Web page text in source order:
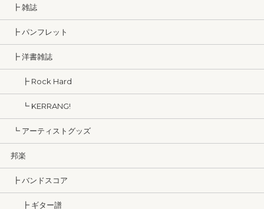
┣ 雑誌
┣ パンフレット
┣ 洋書雑誌
┣ Rock Hard
┗ KERRANG!
┗ アーティストグッズ
邦楽
┣ バンドスコア
┣ ギター譜